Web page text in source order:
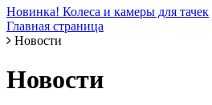
Новинка! Колеса и камеры для тачек
Главная страница
Новости
Новости